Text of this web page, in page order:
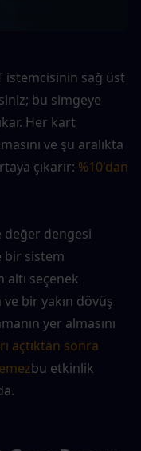
istemcisinin sağ üst
bu simgeye
Her kart
ve şu aralıkta
çıkarır: %10'dan
değer dengesi
bir sistem
altı seçenek
bir yakın dövüş
yer almasını
açtıktan sonra
bu etkinlik